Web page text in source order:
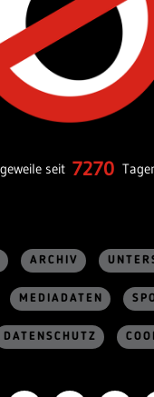
seit 7270
ARCHIV
MEDIADATEN
DATENSCHUTZ